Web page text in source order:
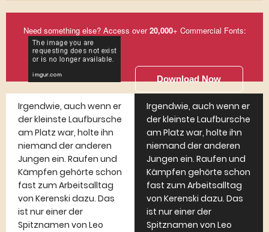
Need something else? Access over20,000+ Commercial Fonts:
Download Now
Irgendwie, auch wenn er
der kleinste Laufbursche
am Platz war, holte ihn
niemand der anderen
Jungen ein. Raufen und
Kämpfen gehörte schon
fast zum Arbeitsalltag
von Kerenski dazu. Das
ist nur einer der
Spitznamen von Leo
Irgendwie, auch wenn er
der kleinste Laufbursche
am Platz war, holte ihn
niemand der anderen
Jungen ein. Raufen und
Kämpfen gehörte schon
fast zum Arbeitsalltag
von Kerenski dazu. Das
ist nur einer der
Spitznamen von Leo